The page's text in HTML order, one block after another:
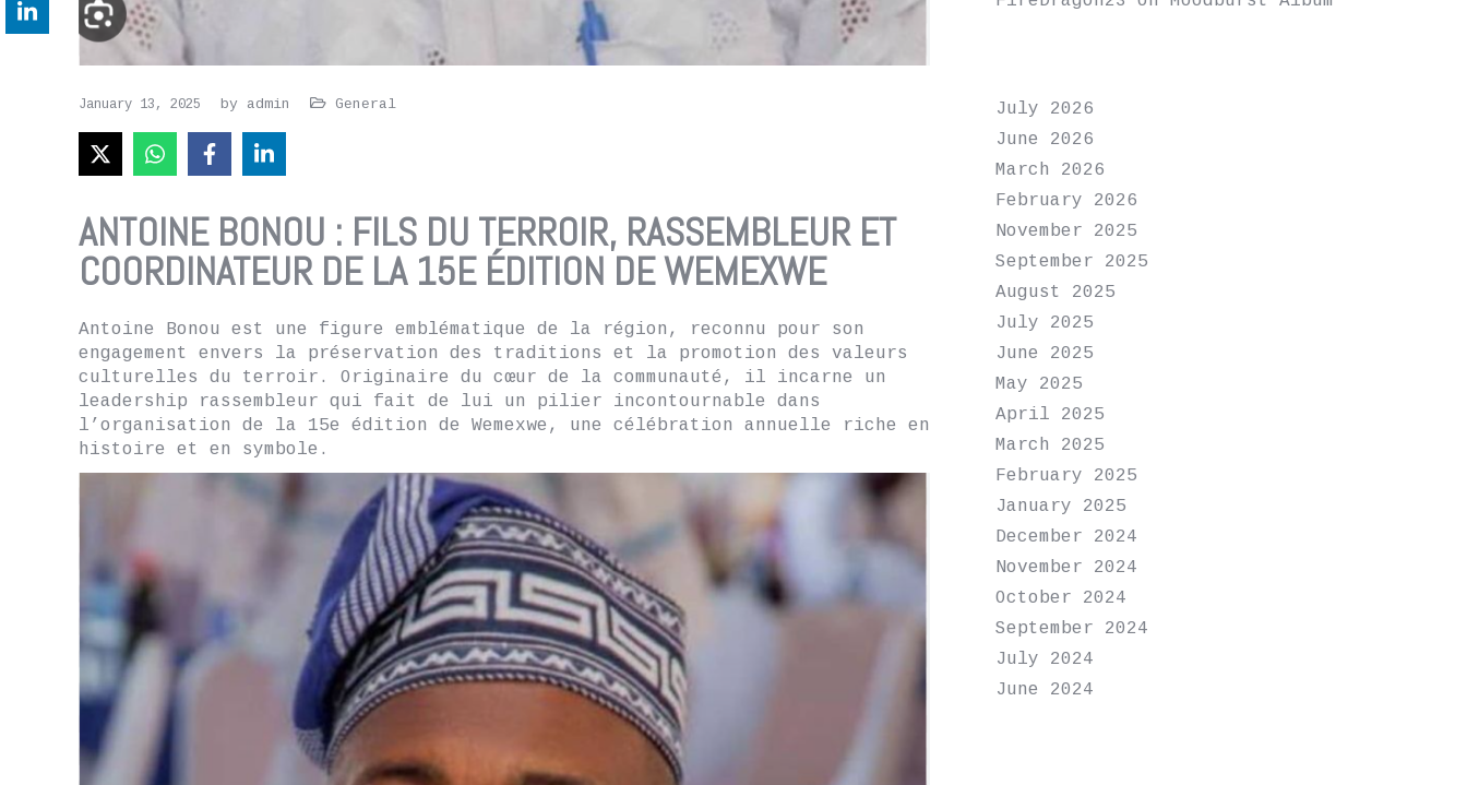
January 13, 2025 by admin General
ANTOINE BONOU : FILS DU TERROIR, RASSEMBLEUR ET
COORDINATEUR DE LA 15E ÉDITION DE WEMEXWE
Antoine Bonou est une figure emblématique de la région, reconnu pour son
engagement envers la préservation des traditions et la promotion des valeurs
culturelles du terroir. Originaire du cœur de la communauté, il incarne un
leadership rassembleur qui fait de lui un pilier incontournable dans
l’organisation de la 15e édition de Wemexwe, une célébration annuelle riche en
histoire et en symbole.
July 2026
June 2026
March 2026
February 2026
November 2025
September 2025
August 2025
July 2025
June 2025
May 2025
April 2025
March 2025
February 2025
January 2025
December 2024
November 2024
October 2024
September 2024
July 2024
June 2024